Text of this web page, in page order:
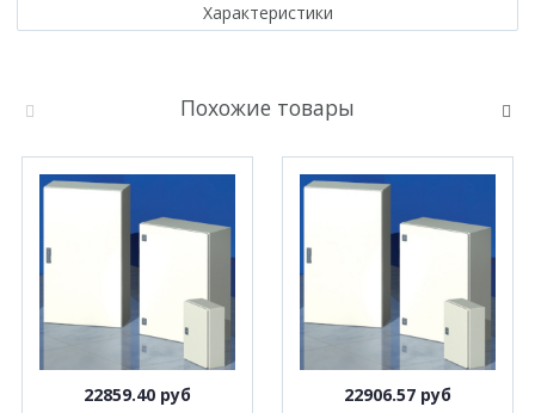
Характеристики
Похожие товары
22859.40 руб 22906.57 руб